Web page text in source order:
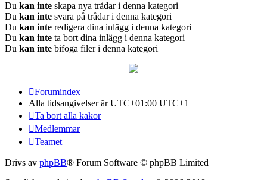
Du kan inte skapa nya trådar i denna kategori
Du kan inte svara på trådar i denna kategori
Du kan inte redigera dina inlägg i denna kategori
Du kan inte ta bort dina inlägg i denna kategori
Du kan inte bifoga filer i denna kategori
Forumindex
Alla tidsangivelser är UTC+01:00 UTC+1
Ta bort alla kakor
Medlemmar
Teamet
Drivs av phpBB® Forum Software © phpBB Limited